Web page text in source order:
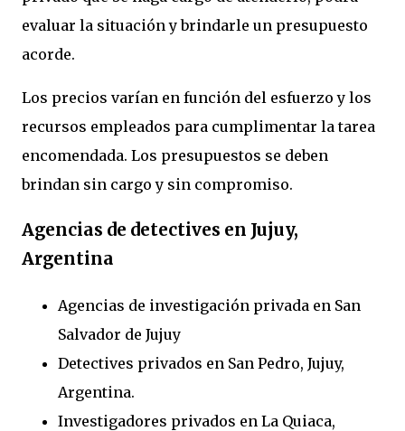
evaluar la situación y brindarle un presupuesto
acorde.
Los precios varían en función del esfuerzo y los
recursos empleados para cumplimentar la tarea
encomendada. Los presupuestos se deben
brindan sin cargo y sin compromiso.
Agencias de detectives en Jujuy,
Argentina
Agencias de investigación privada en San
Salvador de Jujuy
Detectives privados en San Pedro, Jujuy,
Argentina.
Investigadores privados en La Quiaca,